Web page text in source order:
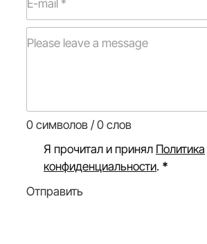
0 символов / 0 слов
Я прочитал и принял Политика
конфиденциальности. *
Отправить